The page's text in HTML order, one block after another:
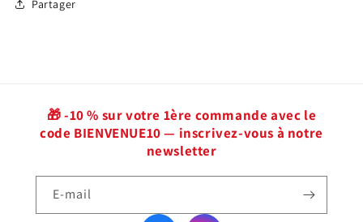
Partager
🎁 -10 % sur votre 1ère commande avec le
code BIENVENUE10 — inscrivez-vous à notre
newsletter
E-mail